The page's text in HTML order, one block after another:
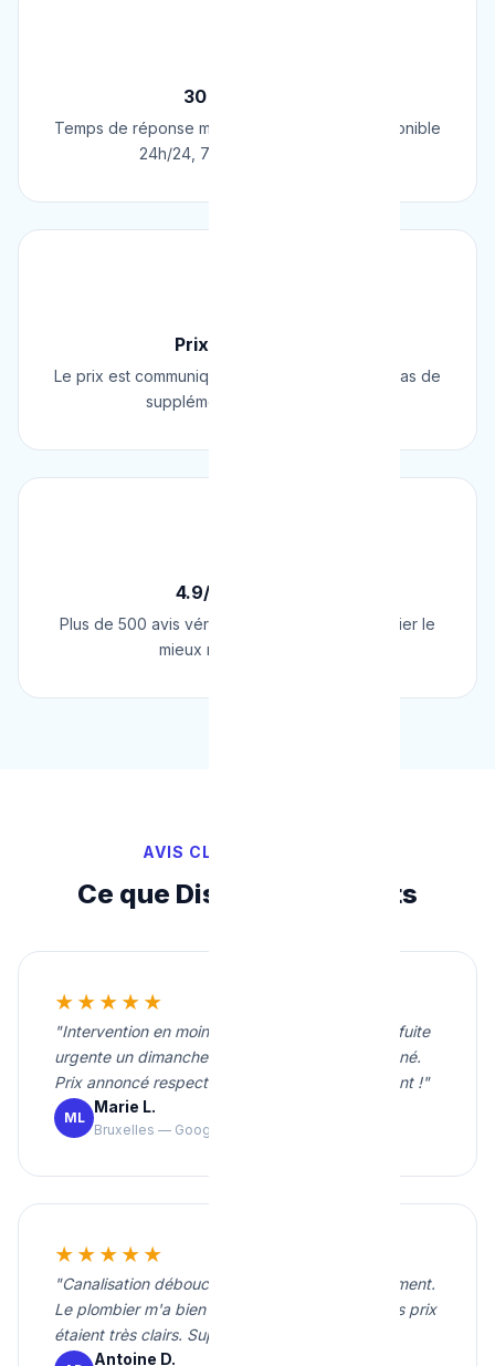
30 Min Chrono
Temps de réponse moyen de 30 minutes. Disponible
24h/24, 7j/7, 365 jours par an.
Prix Fixe Garanti
Le prix est communiqué AVANT l'intervention. Pas de
supplément surprise, jamais.
4.9/5 sur Google
Plus de 500 avis vérifiés sur Google. Le plombier le
mieux noté de Belgique.
AVIS CLIENTS VÉRIFIÉS
Ce que Disent Nos Clients
★★★★★
"Intervention en moins de 20 minutes pour une fuite
urgente un dimanche soir. Travail propre et soigné.
Prix annoncé respecté. Je recommande vivement !"
ML
Marie L.
Bruxelles — Google
★★★★★
"Canalisation débouchée rapidement et proprement.
Le plombier m'a bien expliqué le problème et les prix
étaient très clairs. Super service."
Antoine D.